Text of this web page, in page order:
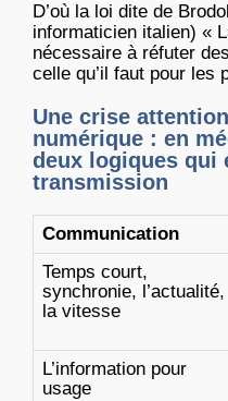
D’où la loi dite de
informaticien italien) «
nécessaire à réfuter
celle qu’il faut pour les
Une crise
numérique : en
deux logiques qui
transmission
Communication
Temps court,
synchronie, l’actualité,
la vitesse
L’information pour
usage